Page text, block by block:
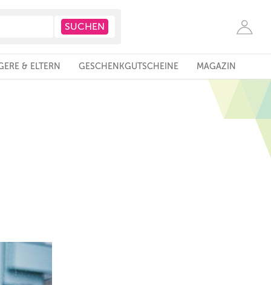
& ELTERN GESCHENKGUTSCHEINE MAGAZIN